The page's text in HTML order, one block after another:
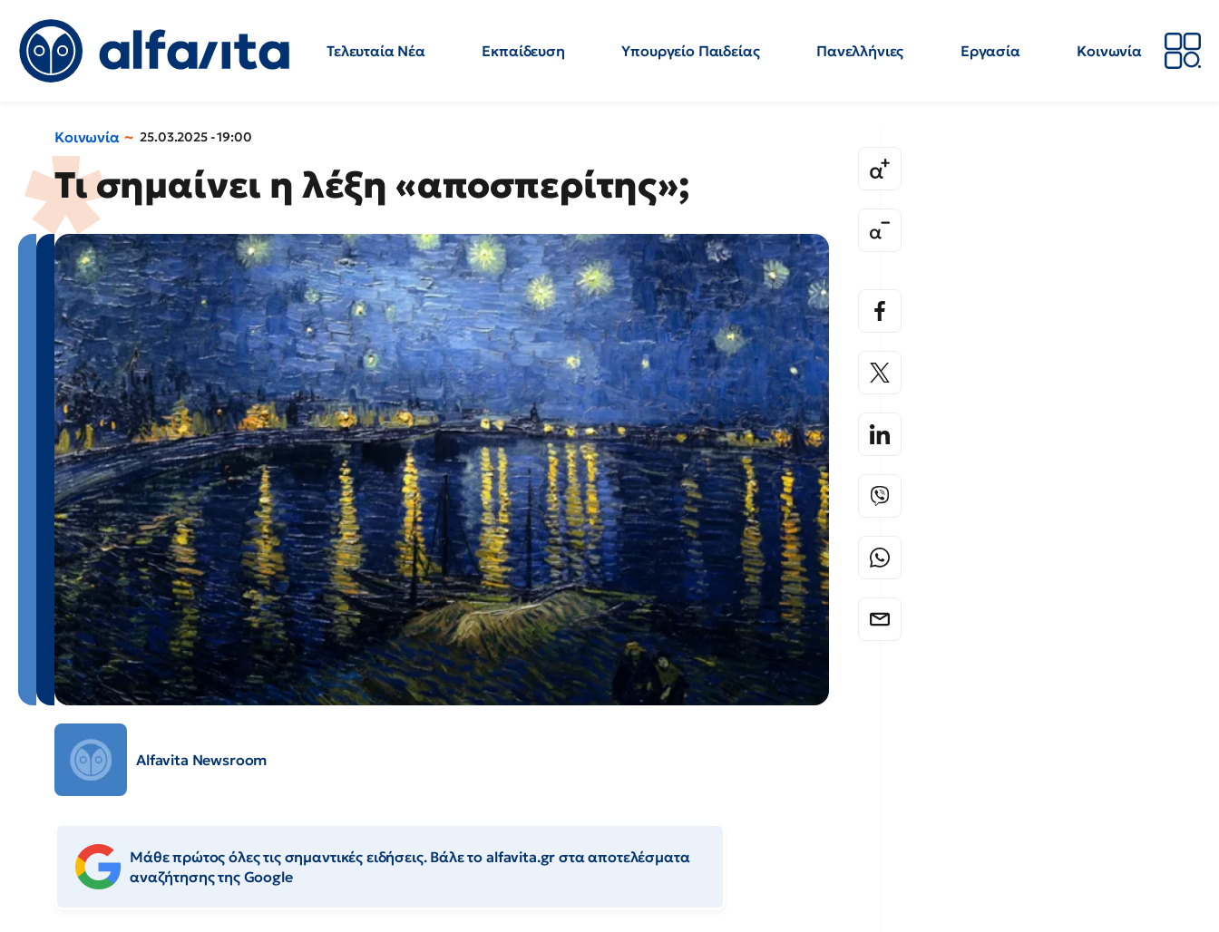
Τελευταία Νέα Εκπαίδευση Υπουργείο Παιδείας Πανελλήνιες Εργασία
Κοινωνία
Κοινωνία 25.03.2025 - 19:00
Τι σημαίνει η λέξη «αποσπερίτης»;
Alfavita Newsroom
Μάθε πρώτος όλες τις σημαντικές ειδήσεις. Βάλε το alfavita.gr στα αποτελέσματα
αναζήτησης της Google